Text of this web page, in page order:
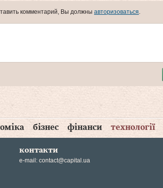
комментарий, Вы должны авторизоваться.
бізнес фінанси технології
контакти
e-mail: contact@capital.ua